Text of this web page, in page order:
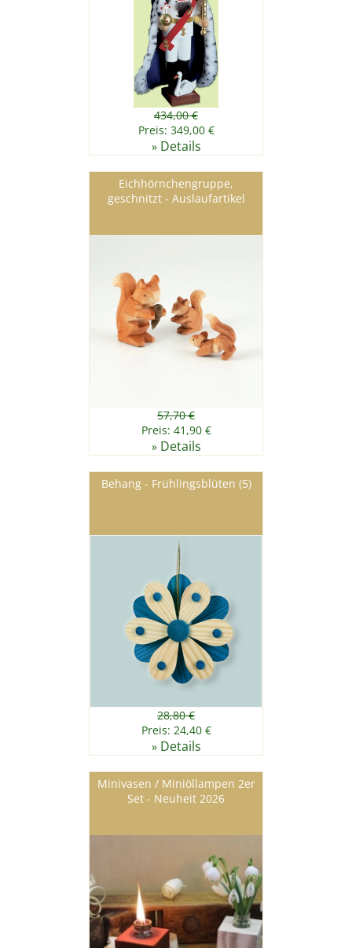
434,00 €
Preis: 349,00 €
» Details
Eichhörnchengruppe,
geschnitzt - Auslaufartikel
57,70 €
Preis: 41,90 €
» Details
Behang - Frühlingsblüten (5)
28,80 €
Preis: 24,40 €
» Details
Minivasen / Miniöllampen 2er
Set - Neuheit 2026